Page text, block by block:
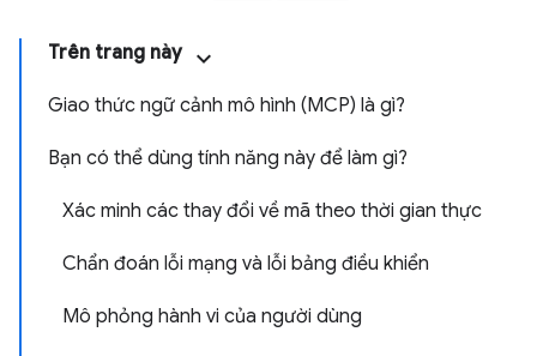
Trên trang này
Giao thức ngữ cảnh mô hình (MCP) là gì?
Bạn có thể dùng tính năng này để làm gì?
Xác minh các thay đổi về mã theo thời gian thực
Chẩn đoán lỗi mạng và lỗi bảng điều khiển
Mô phỏng hành vi của người dùng